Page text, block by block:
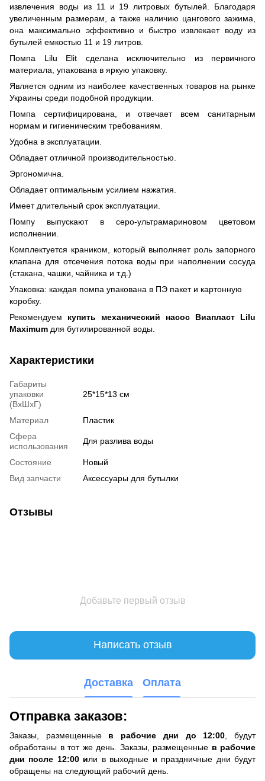
извлечения воды из 11 и 19 литровых бутылей. Благодаря
увеличенным размерам, а также наличию цангового зажима,
она максимально эффективно и быстро извлекает воду из
бутылей емкостью 11 и 19 литров.
Помпа Lilu Elit сделана исключительно из первичного
материала, упакована в яркую упаковку.
Является одним из наиболее качественных товаров на рынке
Украины среди подобной продукции.
Помпа сертифицирована, и отвечает всем санитарным
нормам и гигиеническим требованиям.
Удобна в эксплуатации.
Обладает отличной производительностью.
Эргономична.
Обладает оптимальным усилием нажатия.
Имеет длительный срок эксплуатации.
Помпу выпускают в серо-ультрамариновом цветовом
исполнении.
Комплектуется краником, который выполняет роль запорного
клапана для отсечения потока воды при наполнении сосуда
(стакана, чашки, чайника и т.д.)
Упаковка: каждая помпа упакована в ПЭ пакет и картонную
коробку.
Рекомендуем купить механический насос Виапласт Lilu
Maximum для бутилированной воды.
Характеристики
Габариты
упаковки
(ВхШхГ)
25*15*13 см
Материал
Пластик
Сфера
использования
Для разлива воды
Состояние
Новый
Вид запчасти
Аксессуары для бутылки
Отзывы
Добавьте первый отзыв
Написать отзыв
Доставка Оплата
Отправка заказов:
Заказы, размещенные в рабочие дни до 12:00 , будут
обработаны в тот же день. Заказы, размещенные в рабочие
дни после 12:00 или в выходные и праздничные дни будут
обращены на следующий рабочий день.